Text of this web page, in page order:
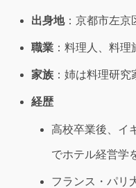
出身地：京都市左京
職業 ：料理人、料
家族 ：姉は料理研究
経歴
高校卒業後、イ
でホテル経営学
フランス・パリ